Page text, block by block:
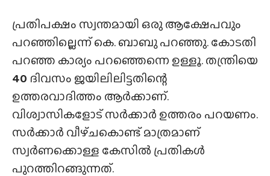
പ്രതിപക്ഷം സ്വന്തമായി ഒരു ആക്ഷേപവും
പറഞ്ഞില്ലെന്ന് കെ. ബാബു പറഞ്ഞു. കോടതി
പറഞ്ഞ കാര്യം പറഞ്ഞെന്നെ ഉള്ളൂ. തന്ത്രിയെ
40 ദിവസം ജയിലിലിട്ടതിന്റെ
ഉത്തരവാദിത്തം ആർക്കാണ്.
വിശ്വാസികളോട് സർക്കാർ ഉത്തരം പറയണം.
സർക്കാർ വീഴ്‌ചകൊണ്ട് മാത്രമാണ്
സ്വർണക്കൊള്ള കേസിൽ പ്രതികൾ
പുറത്തിറങ്ങുന്നത്.